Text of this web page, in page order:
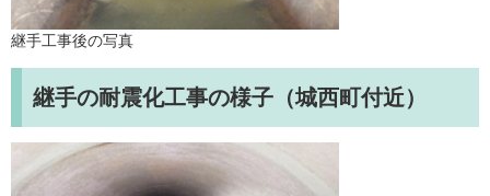
継手工事後の写真
継手の耐震化工事の様子（城西町付近）